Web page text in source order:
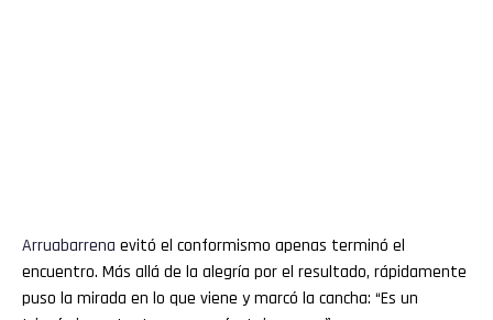
Arruabarrena evitó el conformismo apenas terminó el
encuentro. Más allá de la alegría por el resultado, rápidamente
puso la mirada en lo que viene y marcó la cancha: “Es un